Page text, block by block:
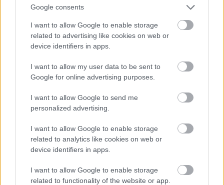
Google consents
I want to allow Google to enable storage
related to advertising like cookies on web or
device identifiers in apps.
I want to allow my user data to be sent to
Google for online advertising purposes.
I want to allow Google to send me
personalized advertising.
I want to allow Google to enable storage
related to analytics like cookies on web or
device identifiers in apps.
I want to allow Google to enable storage
related to functionality of the website or app.
Tényleg ő az
Fotó: Jennifer Graylock / Europress / Getty
Jön még kép!